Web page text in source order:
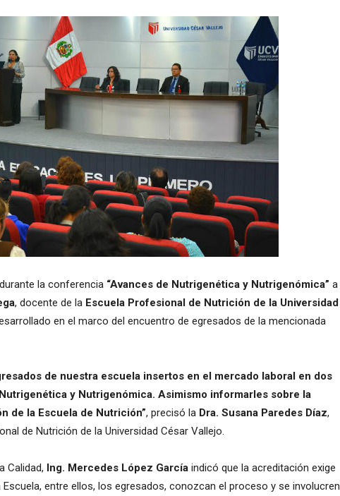
la conferencia “Avances de Nutrigenética y Nutrigenómica” a
, docente de la Escuela Profesional de Nutrición de la Universidad
en el marco del encuentro de egresados de la mencionada
de nuestra escuela insertos en el mercado laboral en dos
y Nutrigenómica. Asimismo informarles sobre la
de la Escuela de Nutrición”, precisó la Dra. Susana Paredes Díaz,
de Nutrición de la Universidad César Vallejo.
Calidad, Ing. Mercedes López García indicó que la acreditación exige
entre ellos, los egresados, conozcan el proceso y se involucren